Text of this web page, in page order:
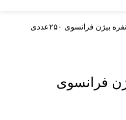
فرانسوی ۲۵۰عددی
فرانسوی